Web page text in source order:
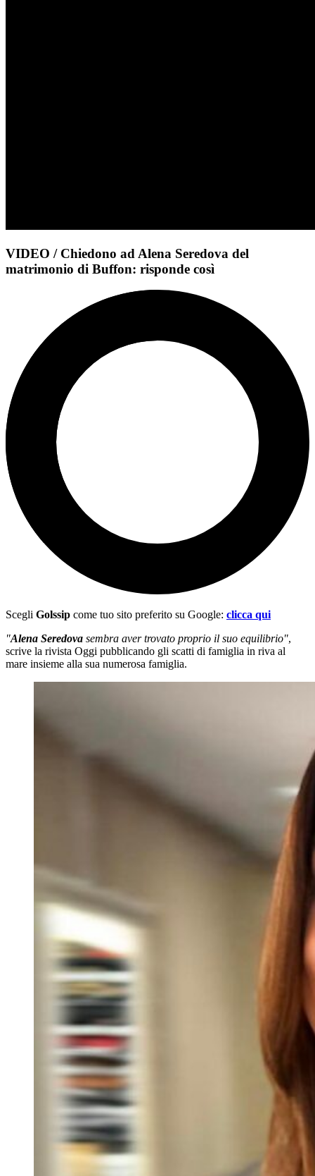
VIDEO / Chiedono ad Alena Seredova del
matrimonio di Buffon: risponde così
Scegli Golssip come tuo sito preferito su Google: clicca qui
"Alena Seredova sembra aver trovato proprio il suo equilibrio",
scrive la rivista Oggi pubblicando gli scatti di famiglia in riva al
mare insieme alla sua numerosa famiglia.